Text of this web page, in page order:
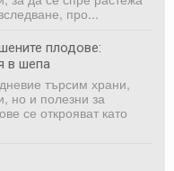
про...
плодове:
в шепа
търсим храни,
но и полезни за
се открояват като